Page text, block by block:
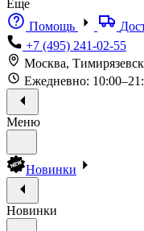
Еще
Помощь
+7 (495) 241-02-55
Москва,
Ежедневно:
Меню
Новинки
Новинки